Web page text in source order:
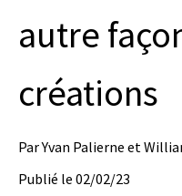
autre
créations
ParYvan Palierne et
Publié le 02/02/23